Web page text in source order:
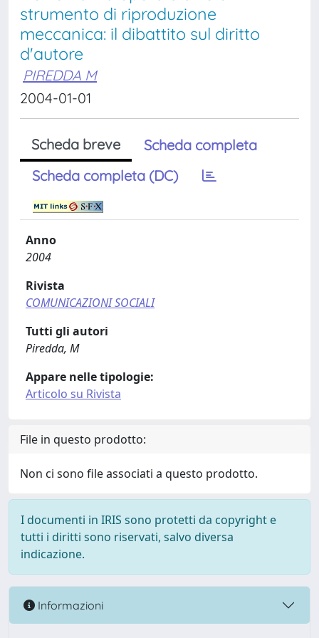
strumento di riproduzione
meccanica: il dibattito sul diritto
d'autore
PIREDDA M
2004-01-01
Scheda breve
Scheda completa
Scheda completa (DC)
Anno
2004
Rivista
COMUNICAZIONI SOCIALI
Tutti gli autori
Piredda, M
Appare nelle tipologie:
Articolo su Rivista
File in questo prodotto:
Non ci sono file associati a questo prodotto.
I documenti in IRIS sono protetti da copyright e
tutti i diritti sono riservati, salvo diversa
indicazione.
Informazioni